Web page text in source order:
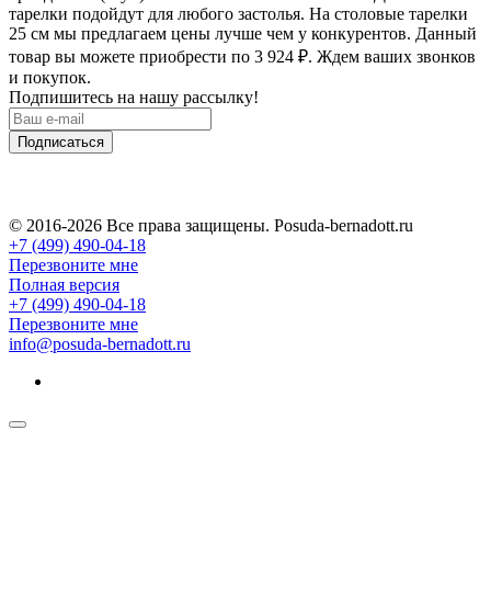
тарелки подойдут для любого застолья. На столовые тарелки
25 см мы предлагаем цены лучше чем у конкурентов. Данный
товар вы можете приобрести по 3 924 ₽. Ждем ваших звонков
и покупок.
Подпишитесь на нашу рассылку!
Подписаться
© 2016-2026 Все права защищены. Posuda-bernadott.ru
+7 (499) 490-04-18
Перезвоните мне
Полная версия
+7 (499) 490-04-18
Перезвоните мне
info@posuda-bernadott.ru